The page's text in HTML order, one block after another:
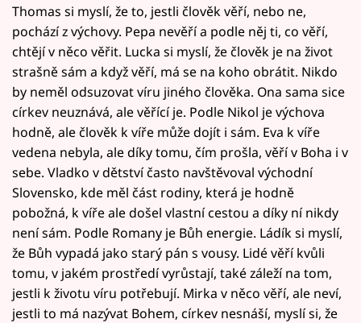
Thomas si myslí, že to, jestli člověk věří, nebo ne,
pochází z výchovy. Pepa nevěří a podle něj ti, co věří,
chtějí v něco věřit. Lucka si myslí, že člověk je na život
strašně sám a když věří, má se na koho obrátit. Nikdo
by neměl odsuzovat víru jiného člověka. Ona sama sice
církev neuznává, ale věřící je. Podle Nikol je výchova
hodně, ale člověk k víře může dojít i sám. Eva k víře
vedena nebyla, ale díky tomu, čím prošla, věří v Boha i v
sebe. Vladko v dětství často navštěvoval východní
Slovensko, kde měl část rodiny, která je hodně
pobožná, k víře ale došel vlastní cestou a díky ní nikdy
není sám. Podle Romany je Bůh energie. Ládík si myslí,
že Bůh vypadá jako starý pán s vousy. Lidé věří kvůli
tomu, v jakém prostředí vyrůstají, také záleží na tom,
jestli k životu víru potřebují. Mirka v něco věří, ale neví,
jestli to má nazývat Bohem, církev nesnáší, myslí si, že